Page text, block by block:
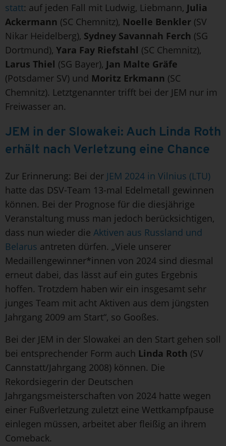
statt: auf jeden Fall mit Ludwig, Liebmann, Julia
Ackermann (SC Chemnitz), Noelle Benkler (SV
Nikar Heidelberg), Sydney Savannah Ferch (SG
Dortmund), Yara Fay Riefstahl (SC Chemnitz),
Larus Thiel (SG Bayer), Jan Malte Gräfe
(Potsdamer SV) und Moritz Erkmann (SC
Chemnitz). Letztgenannter trifft bei der JEM nur im
Freiwasser an.
JEM in der Slowakei: Auch Linda Roth
erhält nach Verletzung eine Chance
Zur Erinnerung: Bei der JEM 2024 in Vilnius (LTU)
hatte das DSV-Team 13-mal Edelmetall gewinnen
können. Bei der Prognose für die diesjährige
Veranstaltung muss man jedoch berücksichtigen,
dass nun wieder die Aktiven aus Russland und
Belarus antreten dürfen. „Viele unserer
Medaillengewinner*innen von 2024 sind diesmal
erneut dabei, das lässt auf ein gutes Ergebnis
hoffen. Trotzdem haben wir ein insgesamt sehr
junges Team mit acht Aktiven aus dem jüngsten
Jahrgang 2009 am Start“, so Gooßes.
Bei der JEM in der Slowakei an den Start gehen soll
bei entsprechender Form auch Linda Roth (SV
Cannstatt/Jahrgang 2008) können. Die
Rekordsiegerin der Deutschen
Jahrgangsmeisterschaften von 2024 hatte wegen
einer Fußverletzung zuletzt eine Wettkampfpause
einlegen müssen, arbeitet aber fleißig an ihrem
Comeback.